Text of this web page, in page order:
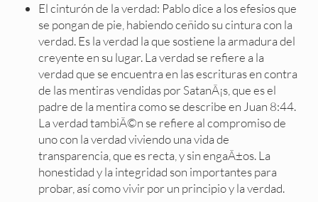
El cinturón de la verdad: Pablo dice a los efesios que
se pongan de pie, habiendo ceñido su cintura con la
verdad. Es la verdad la que sostiene la armadura del
creyente en su lugar. La verdad se refiere a la
verdad que se encuentra en las escrituras en contra
de las mentiras vendidas por SatanÃ¡s, que es el
padre de la mentira como se describe en Juan 8:44.
La verdad tambiÃ©n se refiere al compromiso de
uno con la verdad viviendo una vida de
transparencia, que es recta, y sin engaÃ±os. La
honestidad y la integridad son importantes para
probar, así como vivir por un principio y la verdad.